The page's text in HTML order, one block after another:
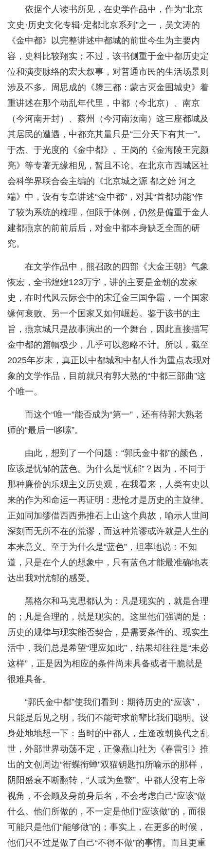
依据个人读书所见，在史学作品中，作为“北京
文史·历史文化专辑·定都北京系列”之一，吴文涛的
《金中都》以完整讲述中都城的前世今生为主要内
容，史料比较翔实；不过，该书侧重于金中都历史定
位和演变脉络的宏大叙事，对普通市民的生活场景则
涉及不多。周思成的《隳三都：蒙古灭金围城史》着
重讲述在那个动乱年代里，中都（今北京）、南京
（今河南开封）、蔡州（今河南汝南）这三座都城及
其居民的遭遇，中都充其量只是“三分天下有其一”。
于杰、于光度的《金中都》、王岗的《金海陵王完颜
亮》等专著无缘相见，暂且不论。在北京市西城区社
会科学界联合会主编的《北京城之源 都之始 河之
端》中，设有专章讲述“金中都”，对其“首都功能”作
了较为系统的梳理，但限于体例，仍然是偏重于金人
建都燕京的前前后后，对金中都本身缺乏全面的研
究。
在文学作品中，熊召政的四部《大金王朝》气象
恢宏，全书煌煌123万字，讲的主要是金朝的发家
史，在时代风云际会中的宋辽金三国争霸，一个国家
缘何衰败、另一个国家又如何崛起。鉴于该书的主
旨，燕京城只是故事演出的一个舞台，因此直接描写
金中都的篇幅极少，几乎可以忽略不计。所以，截至
2025年岁末，真正以中都城和中都人作为重点表现对
象的文学作品，目前就只有郭大熟的“中都三部曲”这
个唯一。
而这个“唯一”能否成为“第一”，还有待郭大熟老
师的“最后一哆嗦”。
由此，想到了一个问题：“郭氏金中都”的颜色，
应该是忧郁的蓝色。为什么是“忧郁”？因为，不同于
那种廉价的乐观主义历史观，在我看来，人类有史以
来的作为和命运一再证明：悲怆才是历史的主旋律。
正如同加缪借西西弗推石上山这个典故，喻示人世间
深刻而无所不在的荒谬，而这种荒谬或许就是人生的
本来意义。至于为什么是“蓝色”，坦率地说：不知
道，只是在个人的想象中，只有蓝色才能最准确地表
达出我对忧郁的感受。
黑格尔和马克思都认为：凡是现实的，就是合理
的；凡是合理的，就是现实的。这里他们强调的是：
历史的规律与现实能否契合，是需要条件的。现实生
活中，我们总是希望“理应如此”，结果却往往是“未必
这样”，正是因为相应的条件尚未具备或者干脆就是
很难具备。
“郭氏金中都”使我们看到：期待历史的“应该”，
只能是后见之明，我们不能苛求前辈比我们聪明。设
身处地地想一下：当时的中都人，生逢改朝换代之乱
世，外部世界动荡不定，正像燕山社为《春雷引》推
出的文创周边“衔蝶衔蝉”双猫钥匙扣所喻示的那样，
阴阳盛衰不断翻转，“人或为鱼鳖”。中都人没有上帝
视角，不会顾及身前身后名，不会考虑自己“应该”做
什么。他们所做的，不一定是他们“应该做”的，而很
可能只是他们“能够做”的；事实上，在更多的时候，
他们只不过是做了自己“不得不做”的事情。而且更重